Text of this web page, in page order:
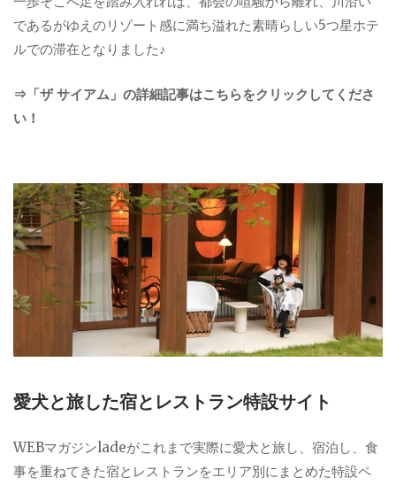
であるがゆえのリゾート感に満ち溢れた素晴らしい5つ星ホテ
ルでの滞在となりました♪
⇒「ザ サイアム」の詳細記事はこちらをクリックしてくださ
い！
愛犬と旅した宿とレストラン特設サイト
WEBマガジンladeがこれまで実際に愛犬と旅し、宿泊し、食
事を重ねてきた宿とレストランをエリア別にまとめた特設ペ